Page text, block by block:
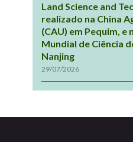
Land Science and
realizado na China
(CAU) em Pequim, e
Mundial de Ciência
Nanjing
29/07/2026